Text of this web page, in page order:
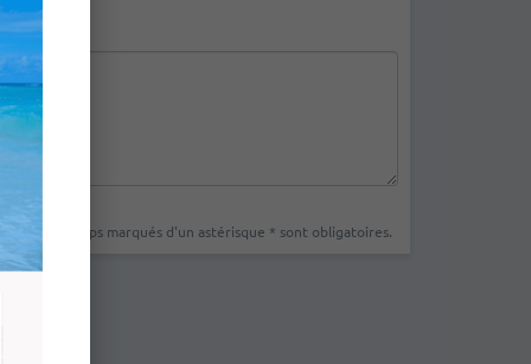
Les champs marqués d'un astérisque * sont obligatoires.